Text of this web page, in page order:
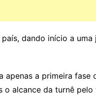
dando início a
a primeira fase
o alcance da turnê